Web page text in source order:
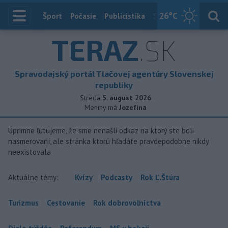
26°C
Index
Šport Počasie Publicistika Slovensko
TERAZ.SK
Spravodajský portál Tlačovej agentúry Slovenskej
republiky
Streda 5. august 2026
Meniny má Jozefína
Úprimne ľutujeme, že sme nenašli odkaz na ktorý ste boli
nasmerovaní, ale stránka ktorú hľadáte pravdepodobne nikdy
neexistovala
Aktuálne témy: Kvízy Podcasty Rok Ľ.Štúra
Turizmus Cestovanie Rok dobrovoľníctva